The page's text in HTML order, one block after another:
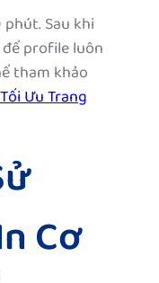
Sau khi
profile luôn
tham khảo
Ưu Trang
Cơ